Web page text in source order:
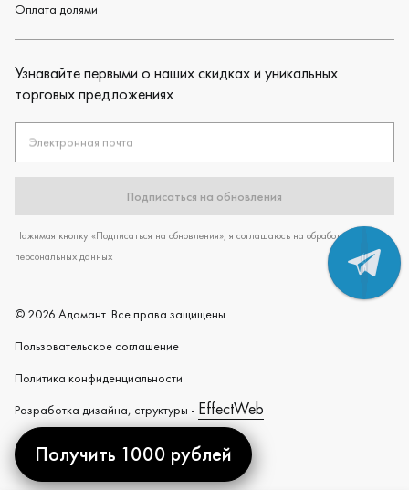
Оплата долями
Узнавайте первыми о наших скидках и уникальных
торговых предложениях
Электронная почта
Подписаться на обновления
Нажимая кнопку «Подписаться на обновления», я соглашаюсь на обработку
персональных данных
© 2026 Адамант. Все права защищены.
Пользовательское cоглашение
Политика конфиденциальности
Разработка дизайна, структуры - EffectWeb
Created by
Получить 1000 рублей